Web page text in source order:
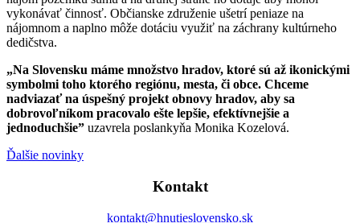
vykonávať činnosť. Občianske združenie ušetrí peniaze na
nájomnom a naplno môže dotáciu využiť na záchrany kultúrneho
dedičstva.
„Na Slovensku máme množstvo hradov, ktoré sú až ikonickými
symbolmi toho ktorého regiónu, mesta, či obce. Chceme
nadviazať na úspešný projekt obnovy hradov, aby sa
dobrovoľníkom pracovalo ešte lepšie, efektívnejšie a
jednoduchšie” uzavrela poslankyňa Monika Kozelová.
Ďalšie novinky
Kontakt
kontakt@hnutieslovensko.sk